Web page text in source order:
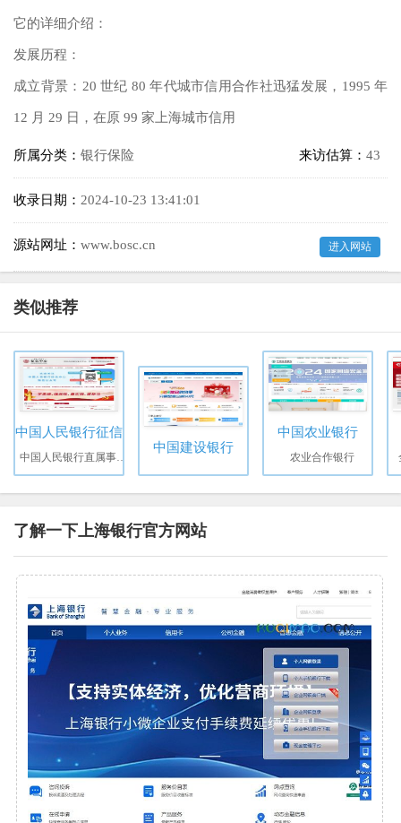
它的详细介绍：
发展历程：
成立背景：20 世纪 80 年代城市信用合作社迅猛发展，1995 年
12 月 29 日，在原 99 家上海城市信用
所属分类： 银行保险 来访估算： 43
收录日期： 2024-10-23 13:41:01
源站网址： www.bosc.cn 进入网站
类似推荐
中国人民银行征信中心
中国建设银行
中国农业银行
农业合作银行
了解一下上海银行官方网站